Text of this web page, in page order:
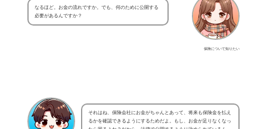
保険について知りたい
なるほど。お金の流れですか。でも、何のために公開する
必要があるんですか？
それはね、保険会社にお金がちゃんとあって、将来も保険金を払え
るかを確認できるようにするためだよ。もし、お金が足りなくなっ